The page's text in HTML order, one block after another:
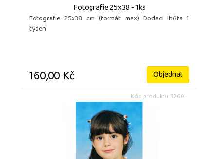
Fotografie 25x38 - 1ks
Fotografie 25x38 cm (formát max) Dodací lhůta 1
týden
160,00 Kč Objednat
Kód produktu: 3260